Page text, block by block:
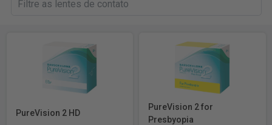
PureVision 2 HD
PureVision 2 for
Presbyopia